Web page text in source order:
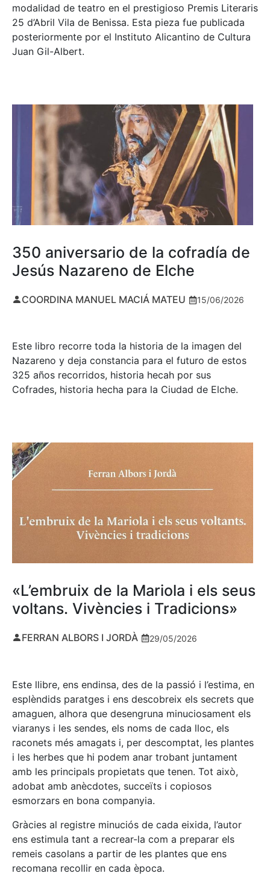
modalidad de teatro en el prestigioso Premis Literaris
25 d’Abril Vila de Benissa. Esta pieza fue publicada
posteriormente por el Instituto Alicantino de Cultura
Juan Gil-Albert.
350 aniversario de la cofradía de
Jesús Nazareno de Elche
COORDINA MANUEL MACIÁ MATEU 15/06/2026
Este libro recorre toda la historia de la imagen del
Nazareno y deja constancia para el futuro de estos
325 años recorridos, historia hecah por sus
Cofrades, historia hecha para la Ciudad de Elche.
«L’embruix de la Mariola i els seus
voltans. Vivències i Tradicions»
FERRAN ALBORS I JORDÀ 29/05/2026
Este llibre, ens endinsa, des de la passió i l’estima, en
esplèndids paratges i ens descobreix els secrets que
amaguen, alhora que desengruna minuciosament els
viaranys i les sendes, els noms de cada lloc, els
raconets més amagats i, per descomptat, les plantes
i les herbes que hi podem anar trobant juntament
amb les principals propietats que tenen. Tot això,
adobat amb anècdotes, succeïts i copiosos
esmorzars en bona companyia.
Gràcies al registre minuciós de cada eixida, l’autor
ens estimula tant a recrear-la com a preparar els
remeis casolans a partir de les plantes que ens
recomana recollir en cada època.